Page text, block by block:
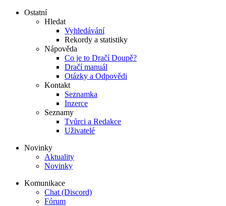
Ostatní
Hledat
Vyhledávání
Rekordy a statistiky
Nápověda
Co je to Dračí Doupě?
Dračí manuál
Otázky a Odpovědi
Kontakt
Seznamka
Inzerce
Seznamy
Tvůrci a Redakce
Uživatelé
Novinky
Aktuality
Novinky
Komunikace
Chat (Discord)
Fórum